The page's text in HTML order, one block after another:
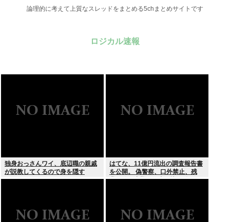
論理的に考えて上質なスレッドをまとめる5chまとめサイトです
ロジカル速報
独身おっさんワイ、底辺職の親戚
が説教してくるので身を隠す
はてな、11億円流出の調査報告書
を公開。 偽警察、口外禁止、残
業・休日出勤200時間越、孤